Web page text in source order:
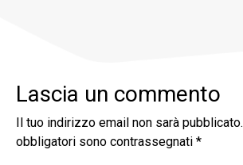
Lascia un commento
Il tuo indirizzo email non sarà pubblicato.
obbligatori sono contrassegnati *